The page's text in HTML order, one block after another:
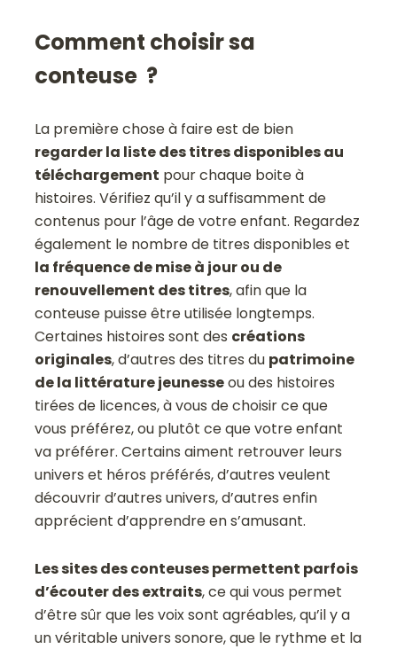
Comment choisir sa
conteuse ?
La première chose à faire est de bien
regarder la liste des titres disponibles au
téléchargement pour chaque boite à
histoires. Vérifiez qu’il y a suffisamment de
contenus pour l’âge de votre enfant. Regardez
également le nombre de titres disponibles et
la fréquence de mise à jour ou de
renouvellement des titres, afin que la
conteuse puisse être utilisée longtemps.
Certaines histoires sont des créations
originales, d’autres des titres du patrimoine
de la littérature jeunesseou des histoires
tirées de licences, à vous de choisir ce que
vous préférez, ou plutôt ce que votre enfant
va préférer. Certains aiment retrouver leurs
univers et héros préférés, d’autres veulent
découvrir d’autres univers, d’autres enfin
apprécient d’apprendre en s’amusant.
Les sites des conteuses permettent parfois
d’écouter des extraits, ce qui vous permet
d’être sûr que les voix sont agréables, qu’il y a
un véritable univers sonore, que le rythme et la